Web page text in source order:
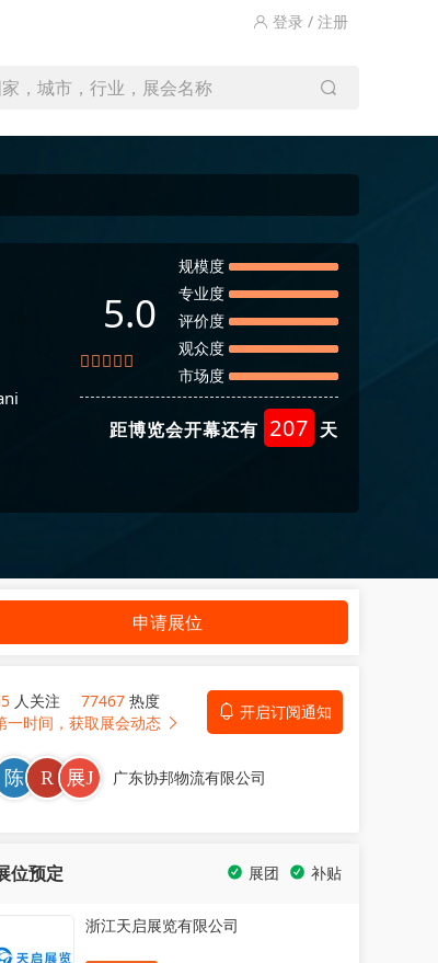
登录 / 注册
，城市，行业，展会名称
5.0
规模度
专业度
评价度
观众度
市场度
距博览会开幕还有 207 天
申请展位
人关注 77467 热度
开启订阅通知
一时间，获取展会动态
广东协邦物流有限公司
位预定 补贴
展团
浙江天启展览有限公司